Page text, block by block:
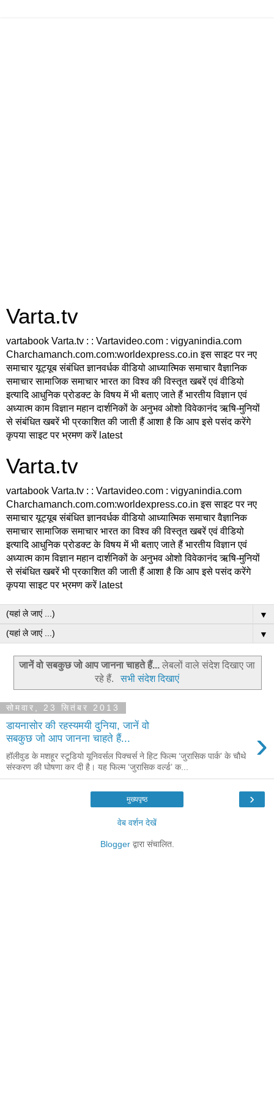
Varta.tv
vartabook Varta.tv : : Vartavideo.com : vigyanindia.com
Charchamanch.com.com:worldexpress.co.in इस साइट पर नए
समाचार यूट्यूब संबंधित ज्ञानवर्धक वीडियो आध्यात्मिक समाचार वैज्ञानिक
समाचार सामाजिक समाचार भारत का विश्व की विस्तृत खबरें एवं वीडियो
इत्यादि आधुनिक प्रोडक्ट के विषय में भी बताए जाते हैं भारतीय विज्ञान एवं
अध्यात्म काम विज्ञान महान दार्शनिकों के अनुभव ओशो विवेकानंद ऋषि-मुनियों
से संबंधित खबरें भी प्रकाशित की जाती हैं आशा है कि आप इसे पसंद करेंगे
कृपया साइट पर भ्रमण करें latest
Varta.tv
vartabook Varta.tv : : Vartavideo.com : vigyanindia.com
Charchamanch.com.com:worldexpress.co.in इस साइट पर नए
समाचार यूट्यूब संबंधित ज्ञानवर्धक वीडियो आध्यात्मिक समाचार वैज्ञानिक
समाचार सामाजिक समाचार भारत का विश्व की विस्तृत खबरें एवं वीडियो
इत्यादि आधुनिक प्रोडक्ट के विषय में भी बताए जाते हैं भारतीय विज्ञान एवं
अध्यात्म काम विज्ञान महान दार्शनिकों के अनुभव ओशो विवेकानंद ऋषि-मुनियों
से संबंधित खबरें भी प्रकाशित की जाती हैं आशा है कि आप इसे पसंद करेंगे
कृपया साइट पर भ्रमण करें latest
▼
▼
जानें वो सबकुछ जो आप जानना चाहते हैं... लेबलों वाले संदेश दिखाए जा
रहे हैं.
सभी संदेश दिखाएं
सोमवार, 23 सितंबर 2013
डायनासोर की रहस्यमयी दुनिया, जानें वो
सबकुछ जो आप जानना चाहते हैं...
›
हॉलीवुड के मशहूर स्टूडियो यूनिवर्सल पिक्चर्स ने हिट फिल्म ‘जुरासिक पार्क’ के चौथे
संस्करण की घोषणा कर दी है। यह फिल्म ‘जुरासिक वर्ल्ड’ क...
›
मुख्यपृष्ठ
वेब वर्शन देखें
Bloggerद्वारा संचालित.